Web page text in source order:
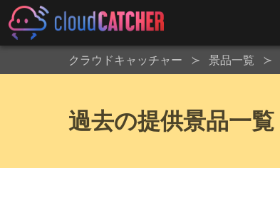
クラウドキャッチャー 景品一覧
過去の提供景品一覧